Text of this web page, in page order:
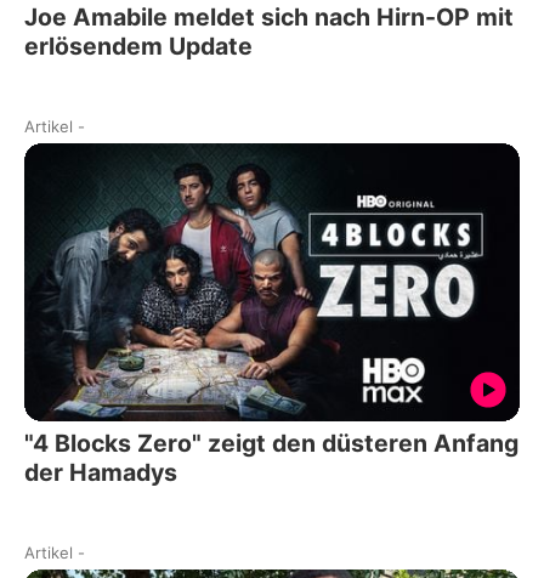
Joe Amabile meldet sich nach Hirn-OP mit
erlösendem Update
Artikel -
"4 Blocks Zero" zeigt den düsteren Anfang
der Hamadys
Artikel -